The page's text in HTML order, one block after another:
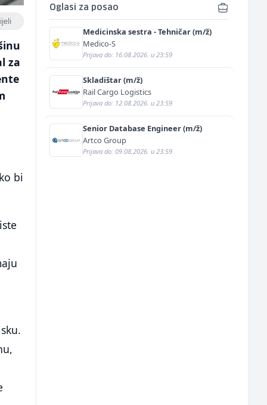
za
bi
Oglasi za posao
Medicinska sestra - Tehničar (m/ž)
Medico-S
Prijava do: 16.08.2026. u 23:59
Skladištar (m/ž)
Rail Cargo Logistics
Prijava do: 12.08.2026. u 23:59
Senior Database Engineer (m/ž)
Artco Group
Prijava do: 09.08.2026. u 23:59